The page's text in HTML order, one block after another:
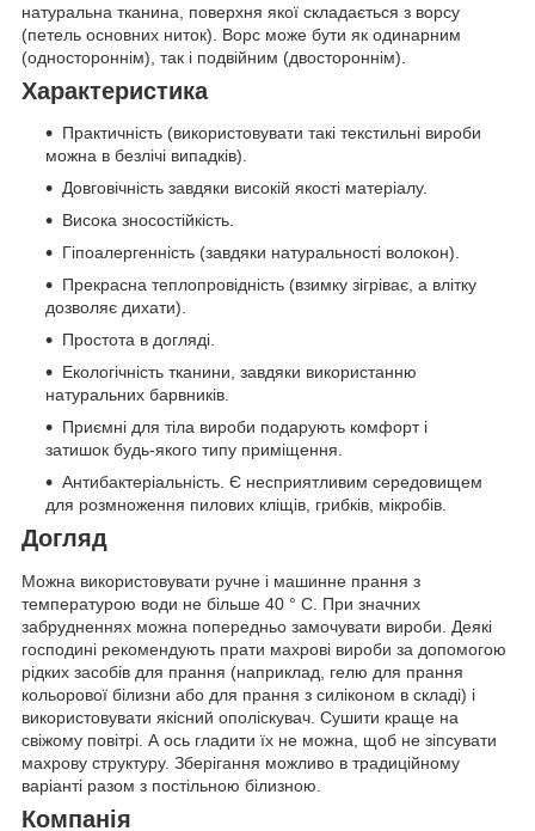
натуральна тканина, поверхня якої складається з ворсу
(петель основних ниток). Ворс може бути як одинарним
(одностороннім), так і подвійним (двостороннім).
Характеристика
Практичність (використовувати такі текстильні вироби
можна в безлічі випадків).
Довговічність завдяки високій якості матеріалу.
Висока зносостійкість.
Гіпоалергенність (завдяки натуральності волокон).
Прекрасна теплопровідність (взимку зігріває, а влітку
дозволяє дихати).
Простота в догляді.
Екологічність тканини, завдяки використанню
натуральних барвників.
Приємні для тіла вироби подарують комфорт і
затишок будь-якого типу приміщення.
Антибактеріальність. Є несприятливим середовищем
для розмноження пилових кліщів, грибків, мікробів.
Догляд
Можна використовувати ручне і машинне прання з
температурою води не більше 40 ° C. При значних
забрудненнях можна попередньо замочувати вироби. Деякі
господині рекомендують прати махрові вироби за допомогою
рідких засобів для прання (наприклад, гелю для прання
кольорової білизни або для прання з силіконом в складі) і
використовувати якісний ополіскувач. Сушити краще на
свіжому повітрі. А ось гладити їх не можна, щоб не зіпсувати
махрову структуру. Зберігання можливо в традиційному
варіанті разом з постільною білизною.
Компанія